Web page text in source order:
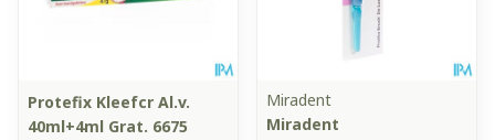
Protefix Kleefcr Al.v.
40ml+4ml Grat. 6675
Miradent
Miradent